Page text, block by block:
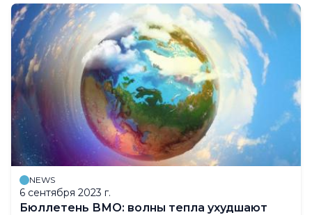
NEWS
6 сентября 2023 г.
Бюллетень ВМО: волны тепла ухудшают